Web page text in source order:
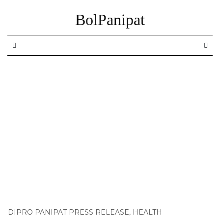
BolPanipat
DIPRO PANIPAT PRESS RELEASE, HEALTH